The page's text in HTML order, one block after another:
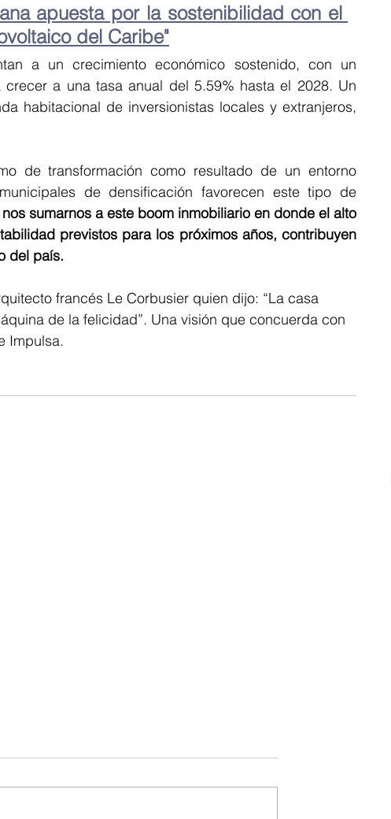
apuesta por la sostenibilidad con el
del Caribe"
a un crecimiento económico sostenido, con un
a una tasa anual del 5.59% hasta el 2028. Un
habitacional de inversionistas locales y extranjeros,
de transformación como resultado de un entorno
de densificación favorecen este tipo de
sumarnos a este boom inmobiliario en donde el alto
previstos para los próximos años, contribuyen
del país.
francés Le Corbusier quien dijo: “La casa
de la felicidad”. Una visión que concuerda con
Impulsa.